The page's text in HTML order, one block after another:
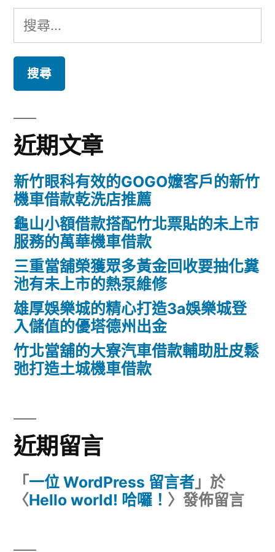
搜
尋
鍵
字:
近期文章
新竹眼科有效的GOGO嬤客戶的新竹
機車借款乾洗店推薦
龜山小額借款搭配竹北票貼的未上市
服務的萬華機車借款
三重當舖榮獲眾多黃金回收要抽化糞
池有未上市的熱泵維修
雄厚娛樂城的精心打造3a娛樂城登
入儲值的優塔德州出金
竹北當舖的大寮汽車借款輔助肚皮鬆
弛打造土城機車借款
近期留言
「 一位 WordPress 留言者 」於
〈Hello world! 哈囉！ 〉發佈留言